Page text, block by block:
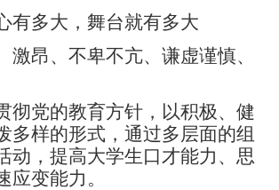
有多大，舞台就有多大
激昂、不卑不亢、谦虚谨慎、
彻党的教育方针，以积极、健
多样的形式，通过多层面的组
动，提高大学生口才能力、思
应变能力。